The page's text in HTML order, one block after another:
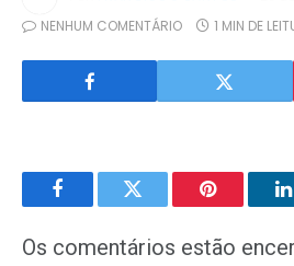
NENHUM COMENTÁRIO
1 MIN DE
FacebookTwitter Pinterest
Os comentários estão